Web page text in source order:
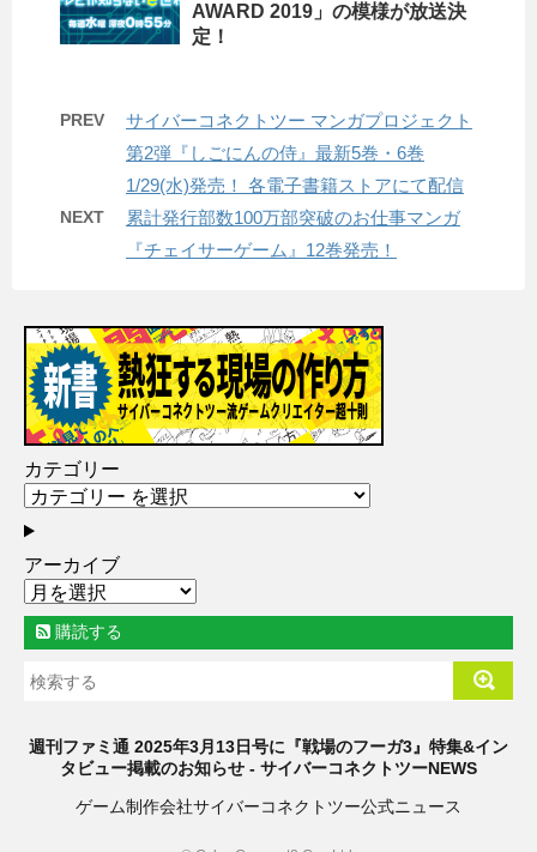
AWARD 2019」の模様が放送決
定！
PREV
サイバーコネクトツー マンガプロジェクト
第2弾『しごにんの侍』最新5巻・6巻
1/29(水)発売！ 各電子書籍ストアにて配信
NEXT
累計発行部数100万部突破のお仕事マンガ
『チェイサーゲーム』12巻発売！
カテゴリー
アーカイブ
購読する
週刊ファミ通 2025年3月13日号に『戦場のフーガ3』特集&イン
タビュー掲載のお知らせ - サイバーコネクトツーNEWS
ゲーム制作会社サイバーコネクトツー公式ニュース